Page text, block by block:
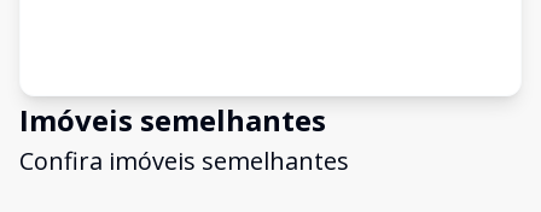
Imóveis semelhantes
Confira imóveis semelhantes